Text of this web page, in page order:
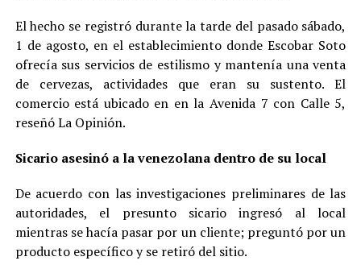
El hecho se registró durante la tarde del pasado sábado,
1 de agosto, en el establecimiento donde Escobar Soto
ofrecía sus servicios de estilismo y mantenía una venta
de cervezas, actividades que eran su sustento. El
comercio está ubicado en en la Avenida 7 con Calle 5,
reseñó La Opinión.
Sicario asesinó a la venezolana dentro de su local
De acuerdo con las investigaciones preliminares de las
autoridades, el presunto sicario ingresó al local
mientras se hacía pasar por un cliente; preguntó por un
producto específico y se retiró del sitio.